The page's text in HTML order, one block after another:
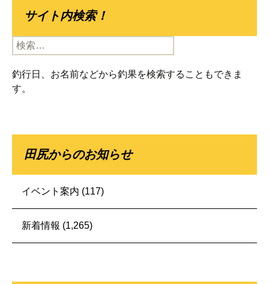
サイト内検索！
検
索:
釣行日、お名前などから釣果を検索することもできま
す。
田尻からのお知らせ
イベント案内 (117)
新着情報 (1,265)